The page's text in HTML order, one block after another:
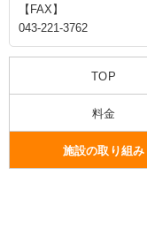
【FAX】
043-221-3762
TOP
料金
施設の取り組み